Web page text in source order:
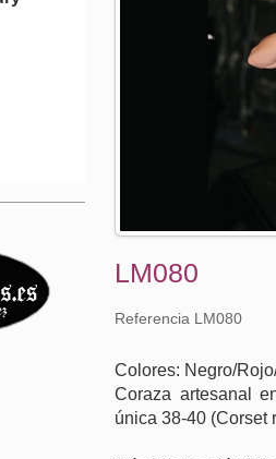
LM080
Referencia LM080
Colores: Negro/
Coraza artesanal
única 38-40 (Corset